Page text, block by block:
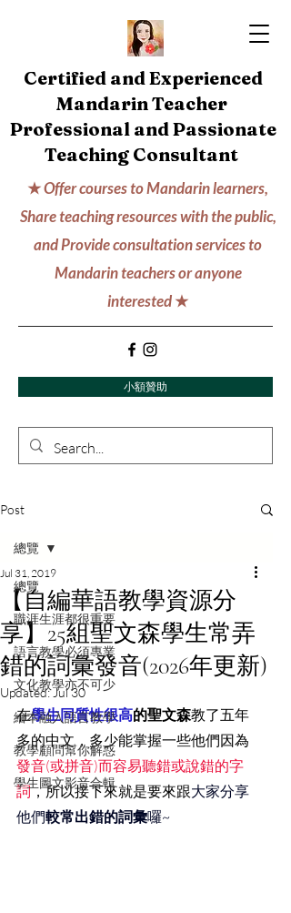
Certified and Experienced
Mandarin Teacher
Professional and Passionate
Teaching Consultant
★Offer courses to Mandarin learners,
Share teaching resources with the public,
and Provide consultation services to
Mandarin teachers or anyone
interested★
小額贊助
Post
總覽
職涯生涯都很重要
語言教學必須專業
文化教學亦不可少
繪本融入語言教學
教學顧問幫你解惑
學生圖文影音合輯
總覽
【自編華語教學資源分
享】25組聖文森學生常弄
錯的詞彙發音(2026年更新)
Jul 31, 2019
Updated:Jul 30
在學生同質性很高的聖文森教了五年
多的中文，多少能掌握一些他們因為
發音(或拼音)而容易聽錯或說錯的字
詞，所以接下來就是要來跟大家分享
他們較常出錯的詞彙囉~